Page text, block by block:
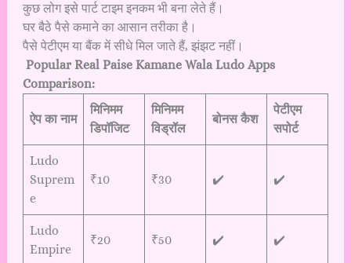
कुछ लोग इसे पार्ट टाइम इनकम भी बना लेते हैं।
घर बैठे पैसे कमाने का आसान तरीका है।
पैसे पेटीएम या बैंक में सीधे मिल जाते हैं, झंझट नहीं।
Popular Real Paise Kamane Wala Ludo Apps
Comparison:
ऐप का नाम
मिनिमम
डिपॉजिट
मिनिमम
विड्रॉल
बोनस कैश
पेटीएम
सपोर्ट
Ludo
Suprem
e
₹10 ₹30 ✔️ ✔️
Ludo
Empire
₹20 ₹50 ✔️ ✔️